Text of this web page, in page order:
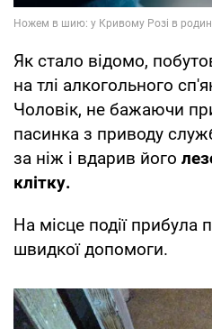
Як стало відомо,
на тлі алкогольного
Чоловік, не бажаючи
пасинка з приводу
за ніж і вдарив його
клітку.
На місце події прибула
швидкої допомоги.